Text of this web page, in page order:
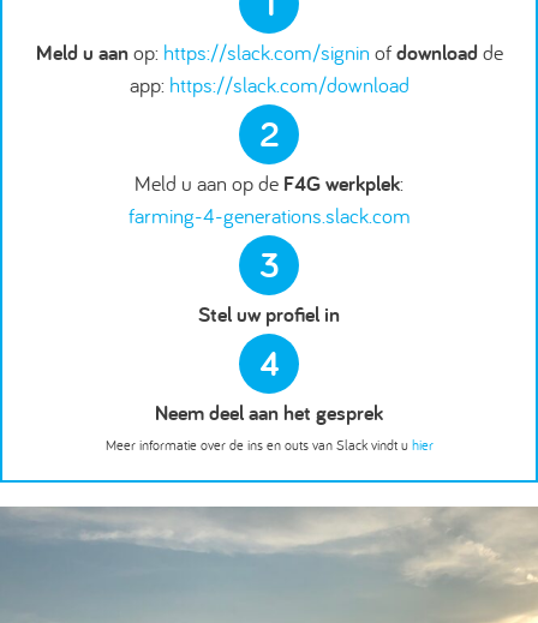
Meld u aanop: https://slack.com/signin ofdownload de
app: https://slack.com/download
2
Meld u aan op de F4G werkplek:
farming-4-generations.slack.com
3
Stel uw profiel in
4
Neem deel aan het gesprek
Meer informatie over de ins en outs van Slack vindt u hier